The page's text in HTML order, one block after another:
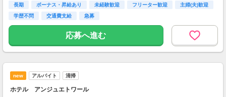
資格手当：15,000円
夜勤手当：24,000円（4回分）
処遇改善加算手当：44,330円
賞与：年2回
長期 ボーナス・昇給あり 未経験歓迎 フリーター歓迎
主婦(夫)歓迎
学歴不問
交通費支給 急募
応募へ進む
new アルバイト 清掃
ホテル アンジュエトワール